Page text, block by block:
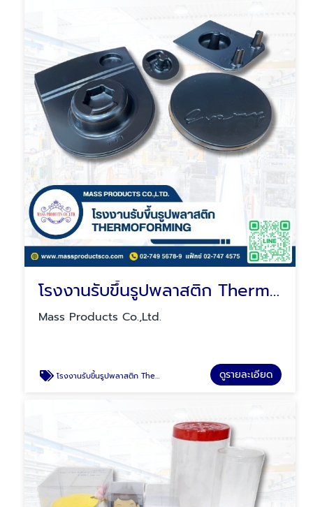
โรงงานรับขึ้นรูปพลาสติก Thermoforming
Mass Products Co.,Ltd.
โรงงานรับขึ้นรูปพลาสติก Thermoforming ดูรายละเอียด